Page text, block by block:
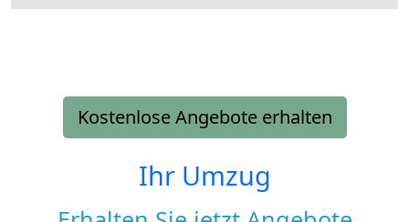
Kostenlose Angebote erhalten
Ihr Umzug